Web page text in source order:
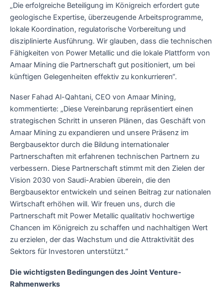
„Die erfolgreiche Beteiligung im Königreich erfordert gute
geologische Expertise, überzeugende Arbeitsprogramme,
lokale Koordination, regulatorische Vorbereitung und
disziplinierte Ausführung. Wir glauben, dass die technischen
Fähigkeiten von Power Metallic und die lokale Plattform von
Amaar Mining die Partnerschaft gut positioniert, um bei
künftigen Gelegenheiten effektiv zu konkurrieren“.
Naser Fahad Al-Qahtani, CEO von Amaar Mining,
kommentierte: „Diese Vereinbarung repräsentiert einen
strategischen Schritt in unseren Plänen, das Geschäft von
Amaar Mining zu expandieren und unsere Präsenz im
Bergbausektor durch die Bildung internationaler
Partnerschaften mit erfahrenen technischen Partnern zu
verbessern. Diese Partnerschaft stimmt mit den Zielen der
Vision 2030 von Saudi-Arabien überein, die den
Bergbausektor entwickeln und seinen Beitrag zur nationalen
Wirtschaft erhöhen will. Wir freuen uns, durch die
Partnerschaft mit Power Metallic qualitativ hochwertige
Chancen im Königreich zu schaffen und nachhaltigen Wert
zu erzielen, der das Wachstum und die Attraktivität des
Sektors für Investoren unterstützt.“
Die wichtigsten Bedingungen des Joint Venture-
Rahmenwerks